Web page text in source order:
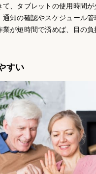
、タブレットの使用時間が
知の確認やスケジュール管
業が短時間で済めば、目の
すい